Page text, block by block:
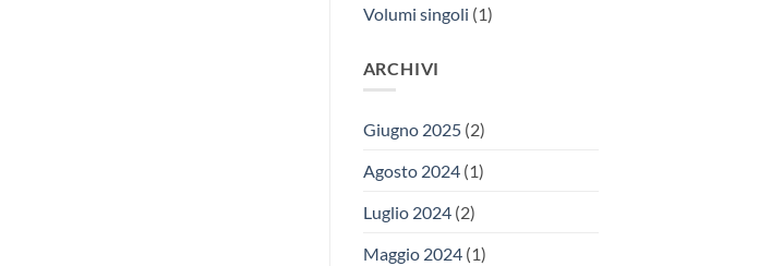
Volumi singoli (1)
ARCHIVI
Giugno 2025(2)
Agosto 2024(1)
Luglio 2024(2)
Maggio 2024(1)